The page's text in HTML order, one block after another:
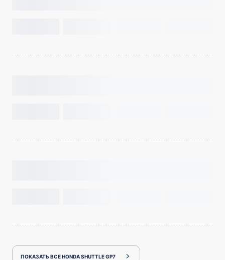
ПОКАЗАТЬ ВСЕ HONDA SHUTTLE GP7